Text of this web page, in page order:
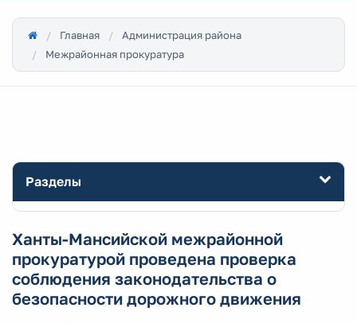
Главная
Администрация района
Межрайонная прокуратура
Разделы
Ханты-Мансийской межрайонной
прокуратурой проведена проверка
соблюдения законодательства о
безопасности дорожного движения